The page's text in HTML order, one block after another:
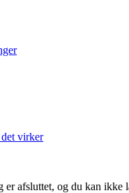
virker
er afsluttet, og du kan ikke